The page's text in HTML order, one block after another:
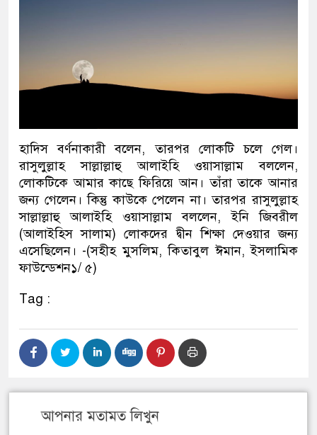
হাদিস বর্ণনাকারী বলেন, তারপর লোকটি চলে গেল।
রাসুলুল্লাহ সাল্লাল্লাহু আলাইহি ওয়াসাল্লাম বললেন,
লোকটিকে আমার কাছে ফিরিয়ে আন। তাঁরা তাকে আনার
জন্য গেলেন। কিন্তু কাউকে পেলেন না। তারপর রাসুলুল্লাহ
সাল্লাল্লাহু আলাইহি ওয়াসাল্লাম বললেন, ইনি জিবরীল
(আলাইহিস সালাম) লোকদের দ্বীন শিক্ষা দেওয়ার জন্য
এসেছিলেন। -(সহীহ মুসলিম, কিতাবুল ঈমান, ইসলামিক
ফাউন্ডেশন১/ ৫)
Tag :
আপনার মতামত লিখুন